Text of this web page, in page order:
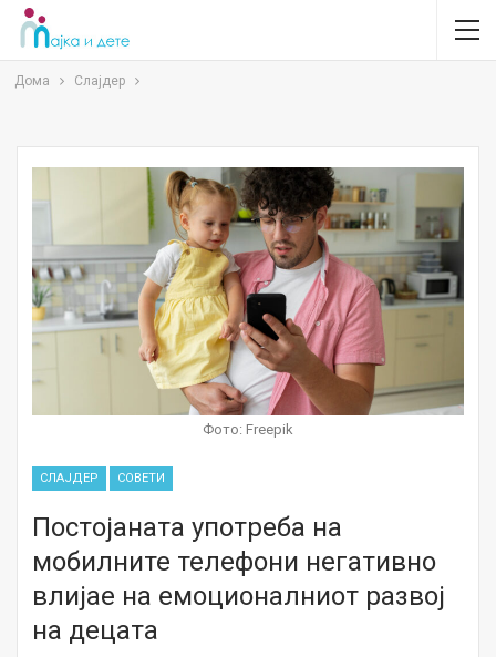
Дома Слајдер
Фото: Freepik
СЛАЈДЕР СОВЕТИ
Постојаната употреба на
мобилните телефони негативно
влијае на емоционалниот развој
на децата